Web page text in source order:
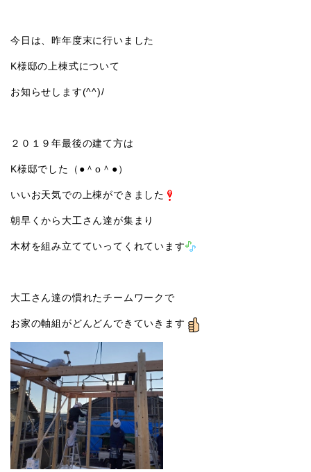
今日は、昨年度末に行いました
K様邸の上棟式について
お知らせします(^^)/
２０１９年最後の建て方は
K様邸でした（●＾o＾●）
いいお天気での上棟ができました
朝早くから大工さん達が集まり
木材を組み立てていってくれています
大工さん達の慣れたチームワークで
お家の軸組がどんどんできていきます